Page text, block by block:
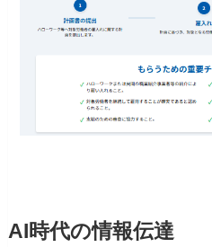
AI時代の情報伝達